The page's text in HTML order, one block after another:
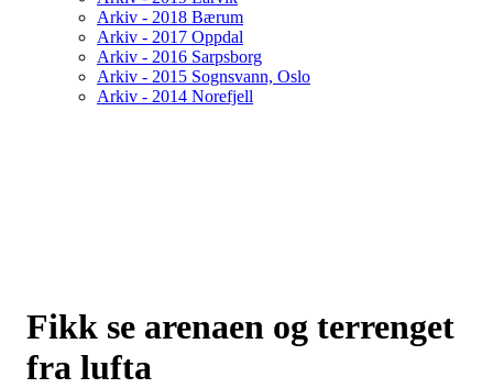
Arkiv - 2018 Bærum
Arkiv - 2017 Oppdal
Arkiv - 2016 Sarpsborg
Arkiv - 2015 Sognsvann, Oslo
Arkiv - 2014 Norefjell
Fikk se arenaen og terrenget
fra lufta